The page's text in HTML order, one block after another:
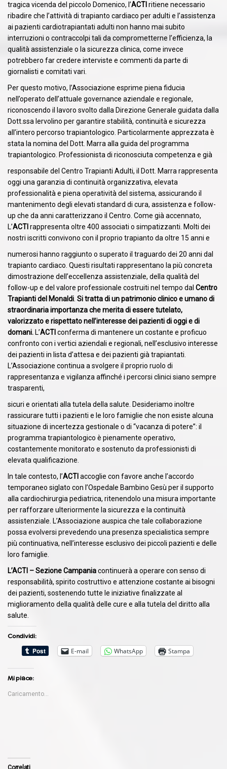
tragica vicenda del piccolo Domenico, l’ACTI ritiene necessario
ribadire che l’attività di trapianto cardiaco per adulti e l’assistenza
ai pazienti cardiotrapiantati adulti non hanno mai subito
interruzioni o contraccolpi tali da comprometterne l’efficienza, la
qualità assistenziale o la sicurezza clinica, come invece
potrebbero far credere interviste e commenti da parte di
giornalisti e comitati vari.
Per questo motivo, l’Associazione esprime piena fiducia
nell’operato dell’attuale governance aziendale e regionale,
riconoscendo il lavoro svolto dalla Direzione Generale guidata dalla
Dott.ssa Iervolino per garantire stabilità, continuità e sicurezza
all’intero percorso trapiantologico. Particolarmente apprezzata è
stata la nomina del Dott. Marra alla guida del programma
trapiantologico. Professionista di riconosciuta competenza e già
responsabile del Centro Trapianti Adulti, il Dott. Marra rappresenta
oggi una garanzia di continuità organizzativa, elevata
professionalità e piena operatività del sistema, assicurando il
mantenimento degli elevati standard di cura, assistenza e follow-
up che da anni caratterizzano il Centro. Come già accennato,
L’ACTI rappresenta oltre 400 associati o simpatizzanti. Molti dei
nostri iscritti convivono con il proprio trapianto da oltre 15 anni e
numerosi hanno raggiunto o superato il traguardo dei 20 anni dal
trapianto cardiaco. Questi risultati rappresentano la più concreta
dimostrazione dell’eccellenza assistenziale, della qualità del
follow-up e del valore professionale costruiti nel tempo dal Centro
Trapianti del Monaldi Si tratta di un patrimonio clinico e umano di
straordinariaimportanza che merita di essere tutelato,
valorizzato e rispettatonell’interesse dei pazienti di oggi e di
domani. L’ACTI conferma di mantenere un costante e proficuo
confronto con i vertici aziendali e regionali, nell’esclusivo interesse
dei pazienti in lista d’attesa e dei pazienti già trapiantati.
L’Associazione continua a svolgere il proprio ruolo di
rappresentanza e vigilanza affinché i percorsi clinici siano sempre
trasparenti,
sicuri e orientati alla tutela della salute. Desideriamo inoltre
rassicurare tutti i pazienti e le loro famiglie che non esiste alcuna
situazione di incertezza gestionale o di “vacanza di potere”: il
programma trapiantologico è pienamente operativo,
costantemente monitorato e sostenuto da professionisti di
elevata qualificazione.
In tale contesto, l’ACTI accoglie con favore anche l’accordo
temporaneo siglato con l’Ospedale Bambino Gesù per il supporto
alla cardiochirurgia pediatrica, ritenendolo una misura importante
per rafforzare ulteriormente la sicurezza e la continuità
assistenziale. L’Associazione auspica che tale collaborazione
possa evolversi prevedendo una presenza specialistica sempre
più continuativa, nell’interesse esclusivo dei piccoli pazienti e delle
loro famiglie.
L’ACTI – Sezione Campaniacontinuerà a operare con senso di
responsabilità, spirito costruttivo e attenzione costante ai bisogni
dei pazienti, sostenendo tutte le iniziative finalizzate al
miglioramento della qualità delle cure e alla tutela del diritto alla
salute.
Condividi:
E-mail
WhatsApp Stampa
Mi piace:
Caricamento...
Correlati